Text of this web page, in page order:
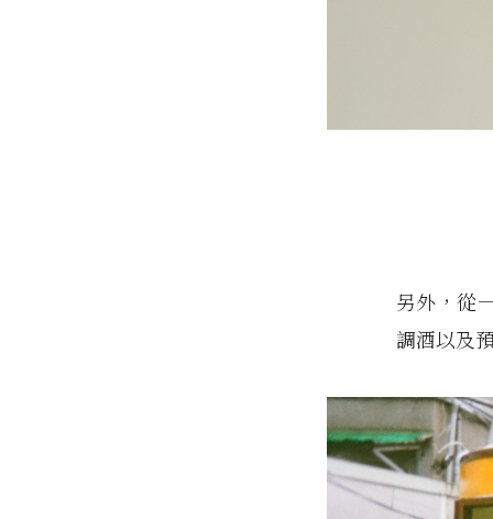
另外，從
調酒以及